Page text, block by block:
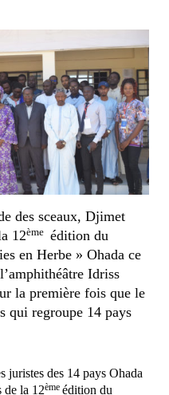
des sceaux, Djimet
12ème édition du
en Herbe » Ohada ce
Idriss
la première fois que le
qui regroupe 14 pays
juristes des 14 pays Ohada
de la 12ème édition du